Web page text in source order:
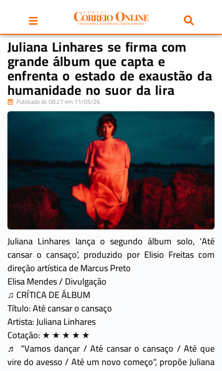
Juliana Linhares se firma com
grande álbum que capta e
enfrenta o estado de exaustão da
humanidade no suor da lira
Publicado às 08:27 em 11/05/26
Juliana Linhares lança o segundo álbum solo, ‘Até
cansar o cansaço’, produzido por Elisio Freitas com
direção artística de Marcus Preto
Elisa Mendes / Divulgação
♫ CRÍTICA DE ÁLBUM
Título: Até cansar o cansaço
Artista: Juliana Linhares
Cotação: ★ ★ ★ ★ ★
♬ “Vamos dançar / Até cansar o cansaço / Até que
vire do avesso / Até um novo começo“, propõe Juliana